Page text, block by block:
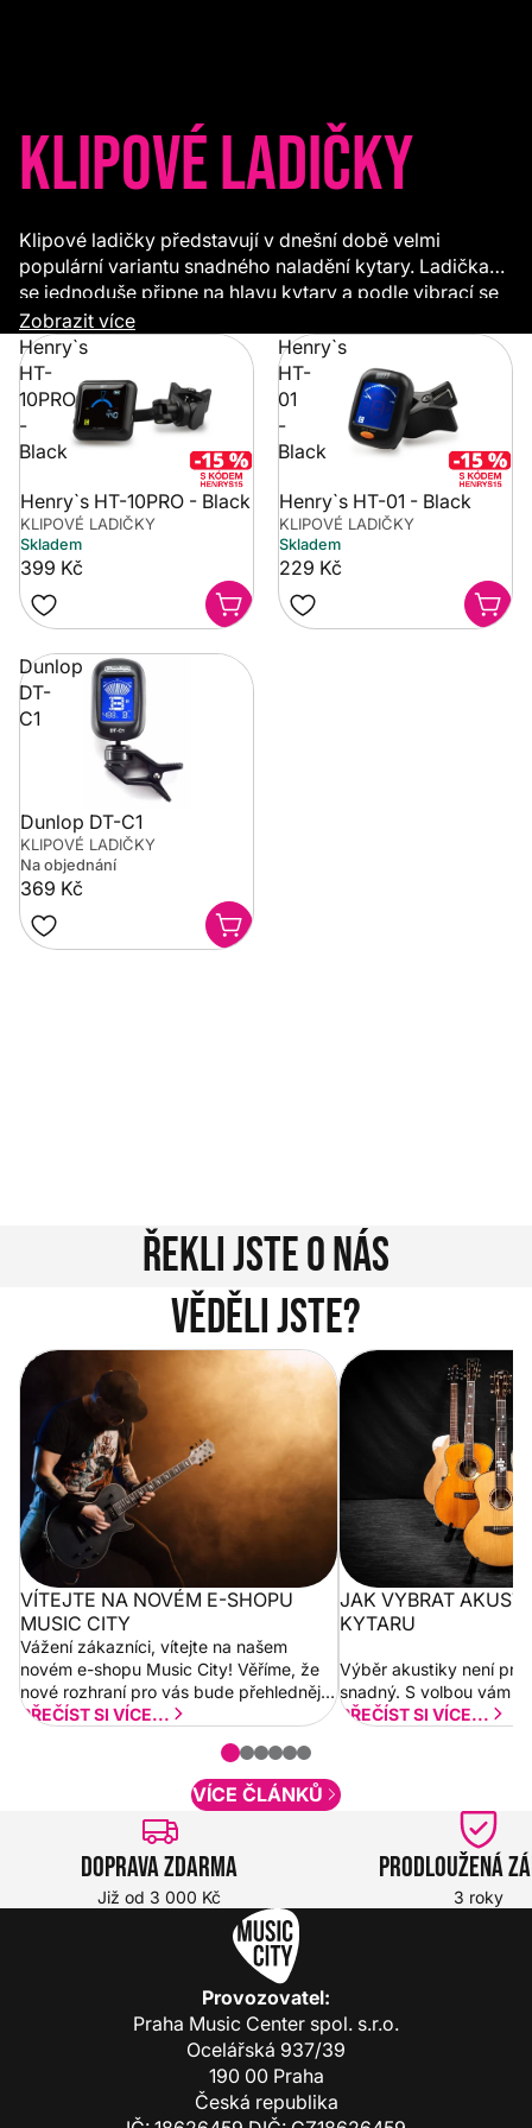
Klipové ladičky
Klipové ladičky představují v dnešní době velmi
populární variantu snadného naladění kytary. Ladička
se jednoduše připne na hlavu kytary a podle vibrací se
doladí každá struna. Klipová ladička je vhodná pro
akustické i elektrické kytary.
Zobrazit více
Henry`s
HT-
10PRO
-
Black
Henry`s HT-10PRO - Black
KLIPOVÉ LADIČKY
Skladem
399 Kč
Henry`s
HT-
01
-
Black
Henry`s HT-01 - Black
KLIPOVÉ LADIČKY
Skladem
229 Kč
Dunlop
DT-
C1
Dunlop DT-C1
KLIPOVÉ LADIČKY
Na objednání
369 Kč
Řekli jste o nás
Věděli jste?
Vítejte na novém e-shopu Music
City
VÍTEJTE NA NOVÉM E-SHOPU
MUSIC CITY
Vážení zákazníci, vítejte na našem
novém e-shopu Music City! Věříme, že
nové rozhraní pro vás bude přehlednější
a rychlejší. Postupně budeme přidávat
PŘEČÍST SI VÍCE...
Jak vybrat
JAK VYBRAT
KYTARU
Výběr akustiky není pro
snadný. S volbou vám
PŘEČÍST SI VÍCE...
VÍCE ČLÁNKŮ
Doprava zdarma
Již od 3 000 Kč
Prodloužená
3 roky
Provozovatel:
Praha Music Center spol. s.r.o.
Ocelářská 937/39
190 00 Praha
Česká republika